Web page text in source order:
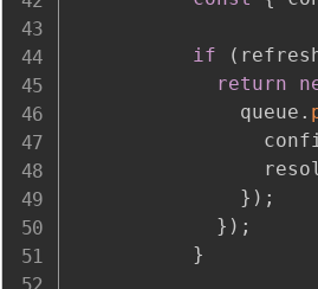
if (
return
              queue
.
} ) ;
} ) ;
}